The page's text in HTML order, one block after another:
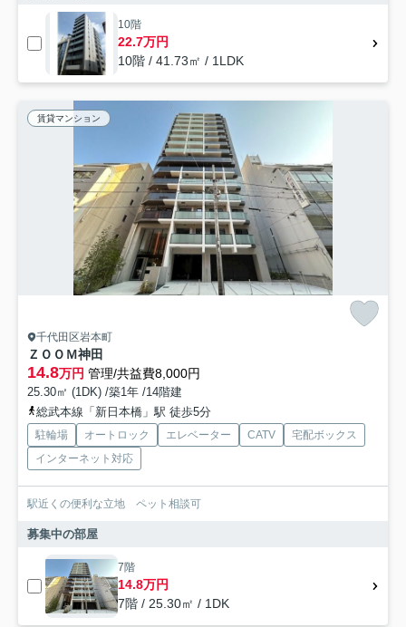
10階
22.7万円
10階 / 41.73㎡ / 1LDK
賃貸マンション
千代田区岩本町
ＺＯＯＭ神田
14.8万円 管理/共益費8,000円
25.30㎡ (1DK) /築1年 /14階建
総武本線「新日本橋」駅 徒歩5分
駐輪場 オートロック エレベーター CATV
宅配ボックス
インターネット対応
駅近くの便利な立地 ペット相談可
募集中の部屋
7階
14.8万円
7階 / 25.30㎡ / 1DK